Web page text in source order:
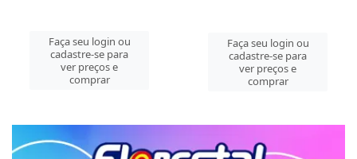
Faça seu login ou
cadastre-se para
ver preços e
comprar
Faça seu login ou
cadastre-se para
ver preços e
comprar